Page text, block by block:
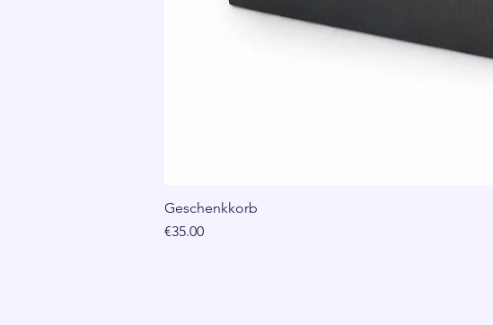
Geschenkkorb
Price
€35.00